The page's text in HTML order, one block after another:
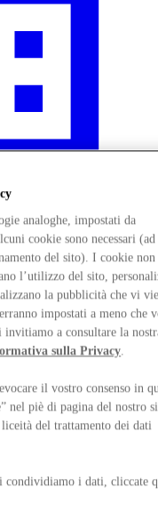
analoghe, impostati da
cookie sono necessari (ad
del sito). I cookie non
l’utilizzo del sito,
la pubblicità che vi
impostati a meno che
a consultare la
sulla Privacy.
il vostro consenso in
nel piè di pagina del nostro
del trattamento dei dati
condividiamo i dati, cliccate